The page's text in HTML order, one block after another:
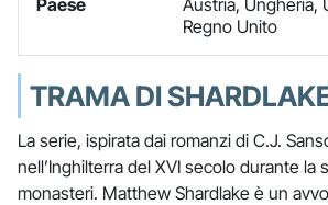
Regno Unito
TRAMA DI
La serie, ispirata dai romanzi di C.J.
nell’Inghilterra del XVI secolo durante la
monasteri. Matthew Shardlake è un